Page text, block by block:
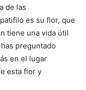
de las
es su flor, que
tiene una vida útil
preguntado
en el lugar
esta flor y